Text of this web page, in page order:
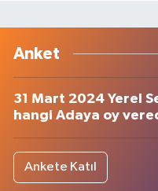
Anket
31 Mart 2024 Yerel
hangi Adaya oy
Ankete Katıl